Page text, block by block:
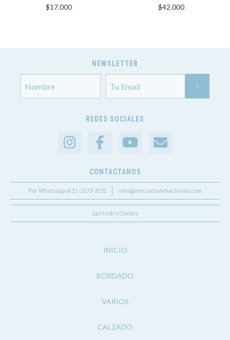
$17.000
$42.000
NEWSLETTER
REDES SOCIALES
CONTACTANOS
Por Whatsapp al 11-2173-3151 info@mercadodehaciendo.com
San Isidro Centro
INICIO
BORDADO
VARIOS
CALZADO